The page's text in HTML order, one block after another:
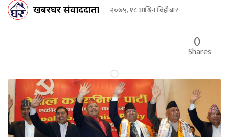
खबरघर संवाददाता २०७५, १८ आश्विन बिहीबार
0
Shares